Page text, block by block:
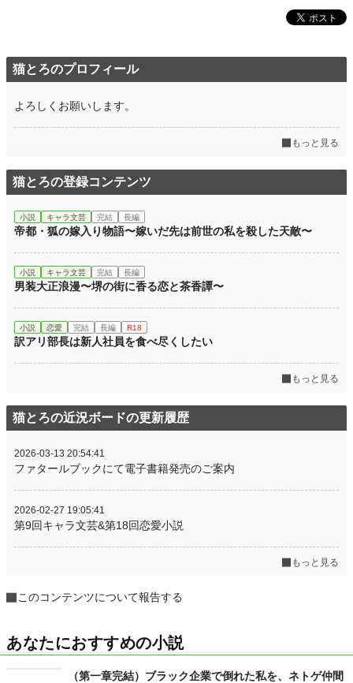
猫とろのプロフィール
よろしくお願いします。
もっと見る
猫とろの登録コンテンツ
小説 キャラ文芸 完結 長編
帝都・狐の嫁入り物語〜嫁いだ先は前世の私を殺した天敵〜
小説 キャラ文芸 完結 長編
男装大正浪漫〜堺の街に香る恋と茶香譚〜
小説 恋愛 完結 長編 R18
訳アリ部長は新人社員を食べ尽くしたい
もっと見る
猫とろの近況ボードの更新履歴
2026-03-13 20:54:41
ファタールブックにて電子書籍発売のご案内
2026-02-27 19:05:41
第9回キャラ文芸&第18回恋愛小説
もっと見る
このコンテンツについて報告する
あなたにおすすめの小説
（第一章完結）ブラック企業で倒れた私を、ネトゲ仲間